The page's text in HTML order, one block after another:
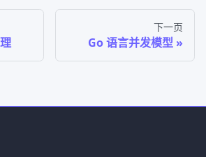
下一页
Go 语言并发模型